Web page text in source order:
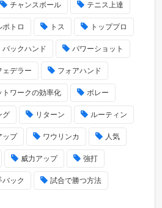
チャンスボール テニス上達
ポトロ トス トッププロ
バックハンド パワーショット
ェデラー フォアハンド
トワークの効率化 ボレー
グ リターン ルーティン
ップ ワウリンカ 人気
威力アップ 強打
バック 試合で勝つ方法